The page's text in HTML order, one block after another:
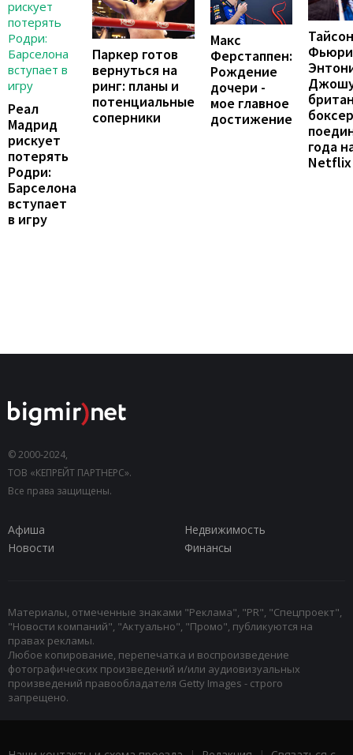
Реал
Мадрид
рискует
потерять
Родри:
Барселона
вступает
в игру
Паркер готов
вернуться на
ринг: планы и
потенциальные
соперники
Макс
Ферстаппен:
Рождение
дочери -
мое главное
достижение
Тайсон
года
Netflix
© 2000-2024,
ТОВ «КЕПРЕЙТ ПАРТНЕРС».
Все права защищены.
Афиша
Недвижимость
Новости
Финансы
Материалы, отмеченные знаками "Реклама", "PR", "Спецпроект",
"Новости компаний", "Актуально", "Промо", публикуются на
правах рекламы.
Любое копирование, перепечатка и воспроизведение
фотографических произведений и/или аудиовизуальных
произведений правообладателя Getty Images - строго
запрещено.